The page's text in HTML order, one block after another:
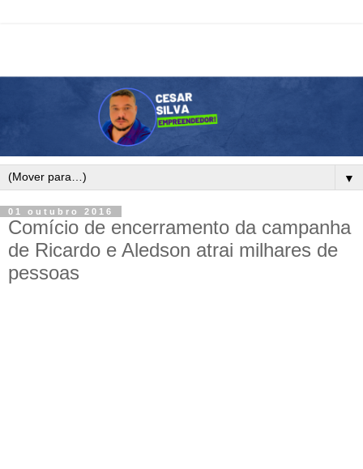
▼
01 outubro 2016
Comício de encerramento da campanha
de Ricardo e Aledson atrai milhares de
pessoas